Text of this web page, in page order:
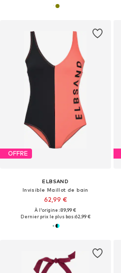
OFFRE
ELBSAND
Invisible Maillot de bain
62,99 €
À l'origine : 89,99 €
Dernier prix le plus bas :62,99 €